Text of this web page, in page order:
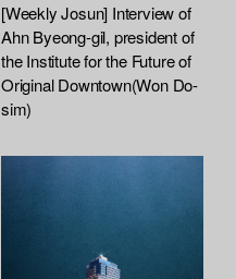
[Weekly Josun] Interview of
Ahn Byeong-gil, president of
the Institute for the Future of
Original Downtown(Won Do-
sim)